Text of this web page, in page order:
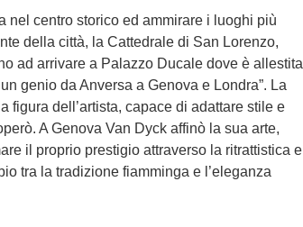
nel centro storico ed ammirare i luoghi più
della città, la Cattedrale di San Lorenzo,
ad arrivare a Palazzo Ducale dove è allestita
genio da Anversa a Genova e Londra”. La
figura dell’artista, capace di adattare stile e
A Genova Van Dyck affinò la sua arte,
il proprio prestigio attraverso la ritrattistica e
tra la tradizione fiamminga e l’eleganza